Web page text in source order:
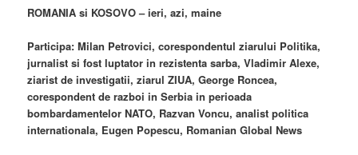
ROMANIA si KOSOVO – ieri, azi, maine
Participa: Milan Petrovici, corespondentul ziarului Politika,
jurnalist si fost luptator in rezistenta sarba, Vladimir Alexe,
ziarist de investigatii, ziarul ZIUA, George Roncea,
corespondent de razboi in Serbia in perioada
bombardamentelor NATO, Razvan Voncu, analist politica
internationala, Eugen Popescu, Romanian Global News